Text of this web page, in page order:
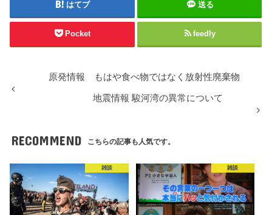
はてブ 送る
Pocket feedly
原発情報 もはや食べ物ではなく放射性廃棄物
地震情報 駿河湾の異常について
RECOMMEND こちらの記事も人気です。
雑談 雑談